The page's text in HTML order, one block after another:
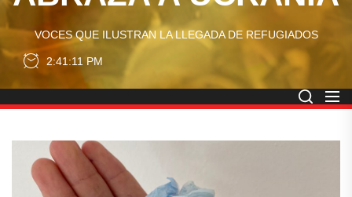
VOCES QUE ILUSTRAN LA LLEGADA DE REFUGIADOS
2:41:11 PM